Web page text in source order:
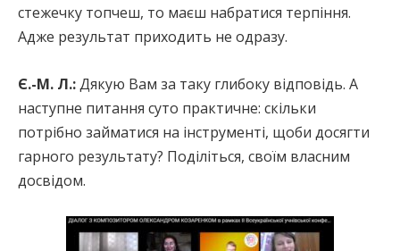
стежечку топчеш, то маєш набратися терпіння.
Адже результат приходить не одразу.
Є.-М. Л.:Дякую Вам за таку глибоку відповідь. А
наступне питання суто практичне: скільки
потрібно займатися на інструменті, щоби досягти
гарного результату? Поділіться, своїм власним
досвідом.